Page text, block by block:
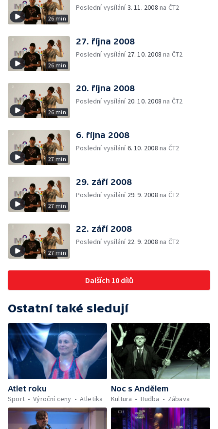
26 min
Poslední vysílání3. 11. 2008 na ČT2
26 min
27. října 2008
Poslední vysílání 27. 10. 2008 na ČT2
26 min
20. října 2008
Poslední vysílání 20. 10. 2008 na ČT2
27 min
6. října 2008
Poslední vysílání6. 10. 2008 na ČT2
27 min
29. září 2008
Poslední vysílání 29. 9. 2008 na ČT2
27 min
22. září 2008
Poslední vysílání 22. 9. 2008 na ČT2
Dalších 10 dílů
Ostatní také sledují
Atlet roku
Sport
Výroční ceny Atletika
Noc s Andělem
Kultura
Hudba Zábava